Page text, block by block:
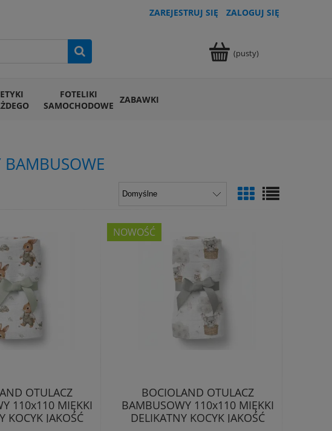
ZAREJESTRUJ SIĘ ZALOGUJ SIĘ
(pusty)
FOTELIKI
SAMOCHODOWE ZABAWKI
BAMBUSOWE
OTULACZ
110x110 MIĘKKI
KOCYK JAKOŚĆ
BOCIOLAND OTULACZ
BAMBUSOWY 110x110 MIĘKKI
DELIKATNY KOCYK JAKOŚĆ
NOWOŚĆ